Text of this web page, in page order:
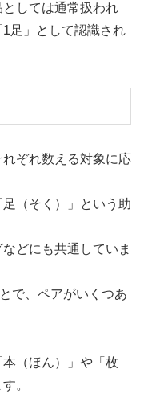
しては通常扱われ
足」として認識され
ぞれ数える対象に応
（そく）」という助
どにも共通していま
で、ペアがいくつあ
（ほん）」や「枚
。